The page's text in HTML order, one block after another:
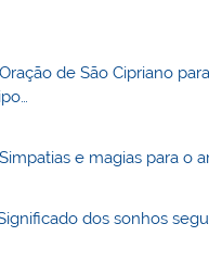
de São Cipriano
e magias para o
dos sonhos